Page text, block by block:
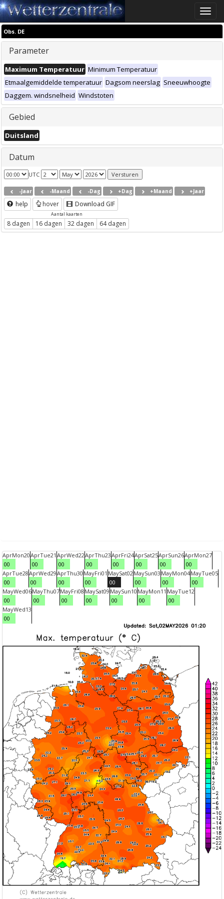
Toggle
Obs. DE
Parameter
Maximum Temperatuur Minimum Temperatuur
Etmaalgemiddelde temperatuur Dagsom neerslag Sneeuwhoogte
Daggem. windsnelheid Windstoten
Gebied
Duitsland
Datum
UTC
-Jaar -Maand -Dag +Dag +Maand +Jaar
help hover Download GIF
Aantal kaarten
8 dagen 16 dagen 32 dagen 64 dagen
AprMon20
00
AprTue21
00
AprWed22
00
AprThu23
00
AprFri24
00
AprSat25
00
AprSun26
00
AprMon27
00
AprTue28
00
AprWed29
00
AprThu30
00
MayFri01
00
MaySat02
00
MaySun03
00
MayMon04
00
MayTue05
00
MayWed06
00
MayThu07
00
MayFri08
00
MaySat09
00
MaySun10
00
MayMon11
00
MayTue12
00
MayWed13
00